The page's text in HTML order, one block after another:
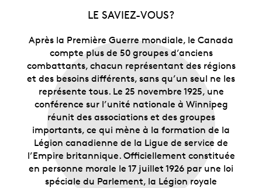
LE SAVIEZ-VOUS?
Après la Première Guerre mondiale, le Canada
compte plus de 50 groupes d’anciens
combattants, chacun représentant des régions
et des besoins différents, sans qu’un seul ne les
représente tous. Le 25 novembre 1925, une
conférence sur l’unité nationale à Winnipeg
réunit des associations et des groupes
importants, ce qui mène à la formation de la
Légion canadienne de la Ligue de service de
l’Empire britannique. Officiellement constituée
en personne morale le 17 juillet 1926 par une loi
spéciale du Parlement, la Légion royale